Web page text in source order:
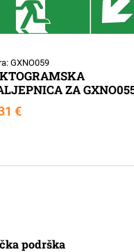
GXNO059
ZA
€
podrška